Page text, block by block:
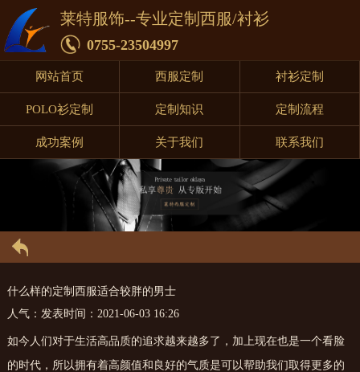
莱特服饰--专业定制西服/衬衫
0755-23504997
网站首页 西服定制 衬衫定制
POLO衫定制 定制知识 定制流程
成功案例 关于我们 联系我们
什么样的定制西服适合较胖的男士
人气： 发表时间：2021-06-03 16:26
如今人们对于生活高品质的追求越来越多了，加上现在也是一个看脸
的时代，所以拥有着高颜值和良好的气质是可以帮助我们取得更多的